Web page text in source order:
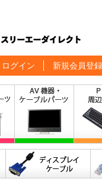
ログイン 新規会員登録